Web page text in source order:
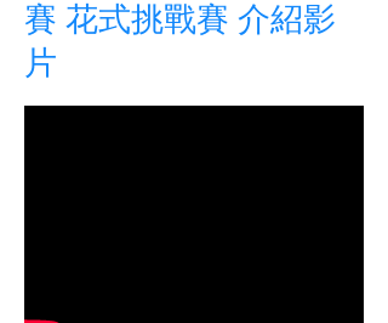
賽 花式挑戰賽 介紹影
片